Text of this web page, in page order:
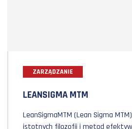
ZARZĄDZANIE
LEANSIGMA MTM
LeanSigmaMTM (Lean Sigma
istotnych filozofii i metod